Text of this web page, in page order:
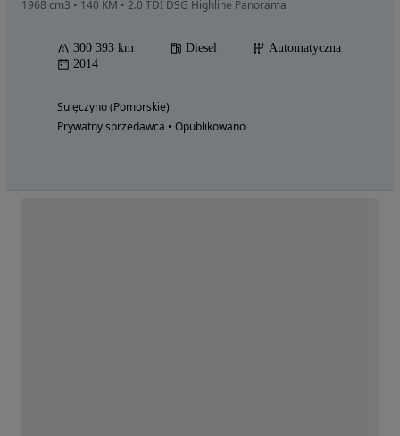
1968 cm3 • 140 KM • 2.0 TDI DSG Highline Panorama
300 393 km Diesel
Automatyczna
2014
Sulęczyno (Pomorskie)
Prywatny sprzedawca • Opublikowano